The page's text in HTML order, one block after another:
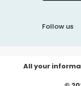
Follow us
All your